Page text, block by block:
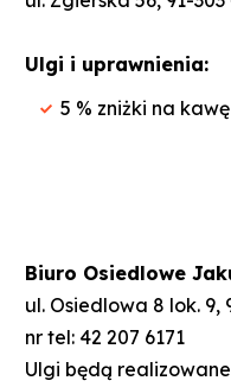
Ulgi i uprawnienia:
5 % zniżki na
Biuro Osiedlowe
ul. Osiedlowa 8 lok. 9,
nr tel: 42 207 6171
Ulgi będą